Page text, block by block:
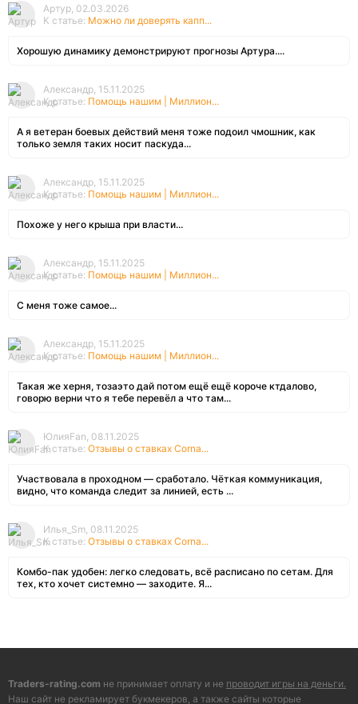
Артур, 02.03.2026
К статье: Можно ли доверять капп...
Хорошую динамику демонстрируют прогнозы Артура....
Александр, 15.11.2025
К статье: Помощь нашим | Миллион...
А я ветеран боевых действий меня тоже подоил чмошник, как
только земля таких носит паскуда...
Александр, 15.11.2025
К статье: Помощь нашим | Миллион...
Похоже у него крыша при власти...
Александр, 15.11.2025
К статье: Помощь нашим | Миллион...
С меня тоже самое...
Александр, 15.11.2025
К статье: Помощь нашим | Миллион...
Такая же херня, тозаэто дай потом ещё ещё короче ктдалово,
говорю верни что я тебе перевёл а что там...
ЮлияFan, 08.11.2025
К статье: Отзывы о ставках Corna...
Участвовала в проходном — сработало. Чёткая коммуникация,
видно, что команда следит за линией, есть ...
Илья_Sm, 08.11.2025
К статье: Отзывы о ставках Corna...
Комбо-пак удобен: легко следовать, всё расписано по сетам. Для
тех, кто хочет системно — заходите. Я...
Traders-rating.com не принимает оплату и не проводит игры на деньги.
Наш сайт не рекламирует букмекеров, а также сайты которые